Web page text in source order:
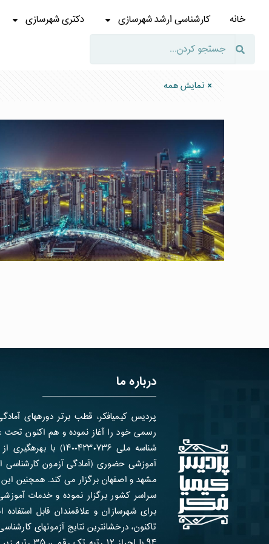
خانه کارشناسی ارشد شهرسازی دکتری شهرسازی
نمایش همه
درباره ما
شناسه ملی
آموزشی حضوری (آمادگی آزمون کارشناسی
مشهد و اصفهان برگزار می کند. همچنین
سراسر کشور برگزار نموده و خدمات
تاکنون، درخشانترین نتایج آزمون­های